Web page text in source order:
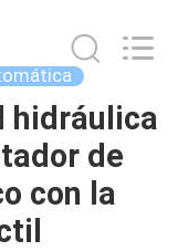
hidráulica
de
con la